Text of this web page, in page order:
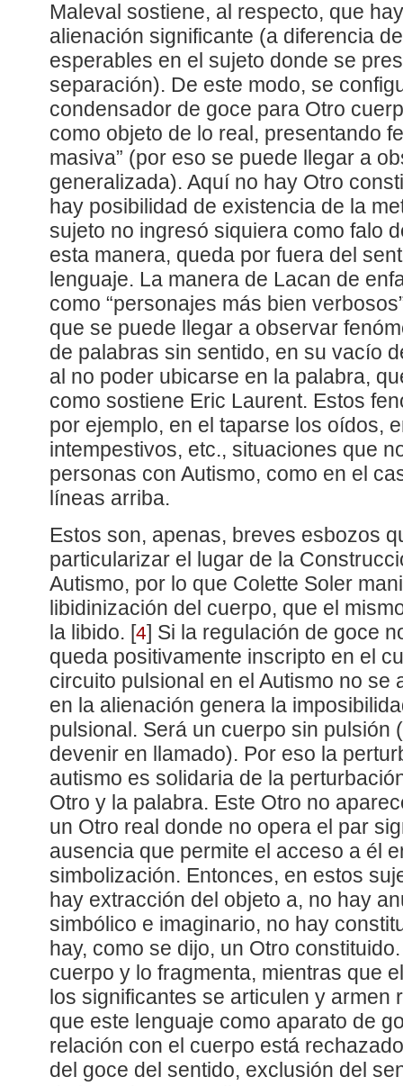
Maleval sostiene, al respecto, que
alienación significante (a diferencia
esperables en el sujeto donde se
separación). De este modo, se
condensador de goce para Otro
como objeto de lo real, presentando
masiva” (por eso se puede llegar a
generalizada). Aquí no hay Otro
hay posibilidad de existencia de la
sujeto no ingresó siquiera como falo
esta manera, queda por fuera del
lenguaje. La manera de Lacan de
como “personajes más bien
que se puede llegar a observar
de palabras sin sentido, en su vacío
al no poder ubicarse en la palabra,
como sostiene Eric Laurent. Estos
por ejemplo, en el taparse los oídos,
intempestivos, etc., situaciones que
personas con Autismo, como en el
líneas arriba.
Estos son, apenas, breves esbozos
particularizar el lugar de la
Autismo, por lo que Colette Soler
libidinización del cuerpo, que el
la libido. [4] Si la regulación de goce
queda positivamente inscripto en el
circuito pulsional en el Autismo no se
en la alienación genera la
pulsional. Será un cuerpo sin pulsión
devenir en llamado). Por eso la
autismo es solidaria de la
Otro y la palabra. Este Otro no
un Otro real donde no opera el par
ausencia que permite el acceso a él
simbolización. Entonces, en estos
hay extracción del objeto a, no hay
simbólico e imaginario, no hay
hay, como se dijo, un Otro
cuerpo y lo fragmenta, mientras que
los significantes se articulen y armen
que este lenguaje como aparato de
relación con el cuerpo está
del goce del sentido, exclusión del